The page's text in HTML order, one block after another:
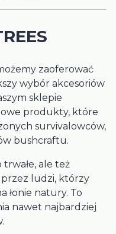
zaoferować
wybór akcesoriów
sklepie
produkty, które
survivalowców,
bushcraftu.
trwałe, ale też
ludzi, którzy
łonie natury. To
nawet najbardziej